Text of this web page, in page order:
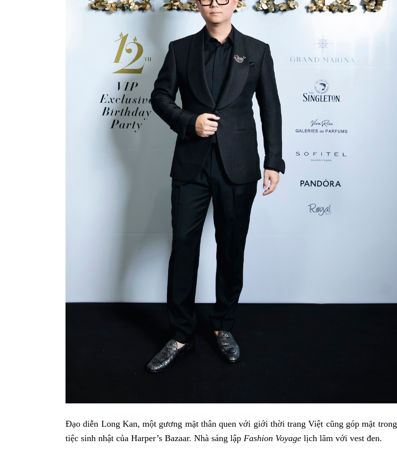
Đạo diễn Long Kan, một gương mặt thân quen với giới thời trang Việt cũng góp mặt trong
tiệc sinh nhật của Harper’s Bazaar. Nhà sáng lập Fashion Voyage lịch lãm với vest đen.